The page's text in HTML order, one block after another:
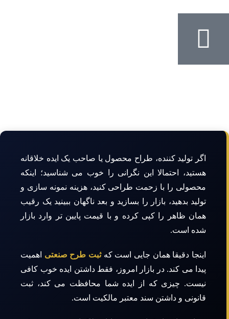
اگر تولید کننده، طراح محصول یا صاحب یک ایده خلاقانه
هستید، احتمالا این نگرانی را خوب می شناسید؛ اینکه
محصولی را با زحمت طراحی کنید، هزینه نمونه سازی و
تولید بدهید، بازار را بسازید و بعد ناگهان ببینید یک رقیب
همان ظاهر را کپی کرده و با قیمت پایین تر وارد بازار
شده است.
اینجا دقیقا همان جایی است کهثبت طرح صنعتی اهمیت
پیدا می کند. در بازار امروز، فقط داشتن ایده خوب کافی
نیست. چیزی که از ایده شما محافظت می کند، ثبت
قانونی و داشتن سند معتبر مالکیت است.